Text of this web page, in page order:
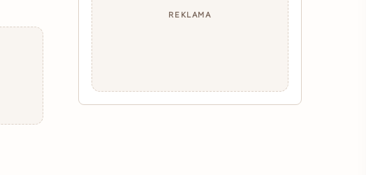
REKLAMA